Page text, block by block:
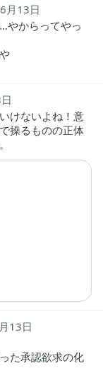
6月13日
やからってやっ
けないよね！意
操るものの正体
13日
た承認欲求の化